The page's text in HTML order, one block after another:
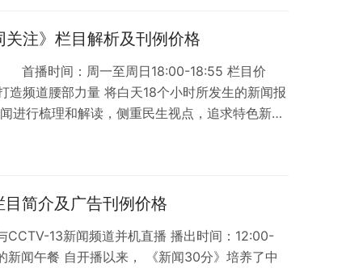
…注》栏目解析及刊例价格
播时间：周一至周日18:00-18:55 栏目价
造频道腰部力量 将白天18个小时所发生的新闻报
进行梳理和解读，侧重民生视点，追求特色新闻
集纳“国事家事天下事”的新闻盛宴。 《共同关
2、多元化新闻矩…
简介及广告刊例价格
CCTV-13新闻频道并机直播 播出时间：12:00-
新闻午餐 自开播以来， 《新闻30分》培养了中